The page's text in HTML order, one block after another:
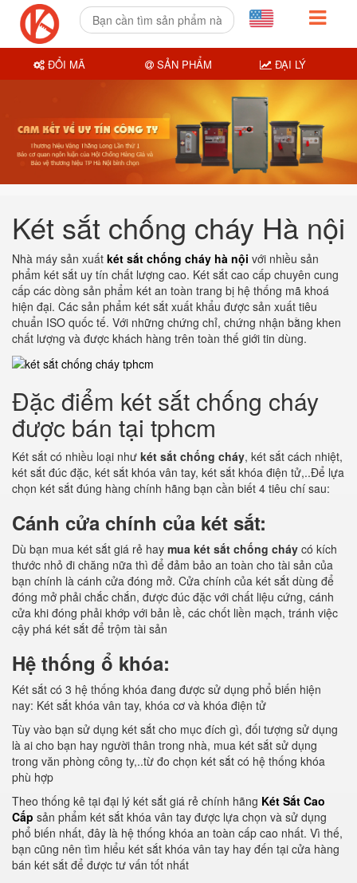
Két sắt chống cháy Hà nội
Nhà máy sản xuất két sắt chống cháy hà nội với nhiều sản
phẩm két sắt uy tín chất lượng cao. Két sắt cao cấp chuyên cung
cấp các dòng sản phẩm két an toàn trang bị hệ thống mã khoá
hiện đại. Các sản phẩm két sắt xuất khẩu được sản xuất tiêu
chuẩn ISO quốc tế. Với những chứng chỉ, chứng nhận bằng khen
chất lượng và được khách hàng trên toàn thế giới tin dùng.
Đặc điểm két sắt chống cháy
được bán tại tphcm
Két sắt có nhiều loại như két sắt chống cháy, két sắt cách nhiệt,
két sắt đúc đặc, két sắt khóa vân tay, két sắt khóa điện tử,..Để lựa
chọn két sắt đúng hàng chính hãng bạn cần biết 4 tiêu chí sau:
Cánh cửa chính của két sắt:
Dù bạn mua két sắt giá rẻ hay mua két sắt chống cháy có kích
thước nhỏ đi chăng nữa thì để đảm bảo an toàn cho tài sản của
bạn chính là cánh cửa đóng mở. Cửa chính của két sắt dùng để
đóng mở phải chắc chắn, được đúc đặc với chất liệu cứng, cánh
cửa khi đóng phải khớp với bản lề, các chốt liền mạch, tránh việc
cậy phá két sắt để trộm tài sản
Hệ thống ổ khóa:
Két sắt có 3 hệ thống khóa đang được sử dụng phổ biến hiện
nay: Két sắt khóa vân tay, khóa cơ và khóa điện tử
Tùy vào bạn sử dụng két sắt cho mục đích gì, đối tượng sử dụng
là ai cho bạn hay người thân trong nhà, mua két sắt sử dụng
trong văn phòng công ty,..từ đo chọn két sắt có hệ thống khóa
phù hợp
Theo thống kê tại đại lý két sắt giá rẻ chính hãng Két Sắt Cao
Cấp sản phẩm két sắt khóa vân tay được lựa chọn và sử dụng
phổ biến nhất, đây là hệ thống khóa an toàn cấp cao nhất. Vì thế,
bạn cũng nên tìm hiểu két sắt khóa vân tay hay đến tại cửa hàng
bán két sắt để được tư vấn tốt nhất
ĐỔI MÃ SẢN PHẨM ĐẠI LÝ